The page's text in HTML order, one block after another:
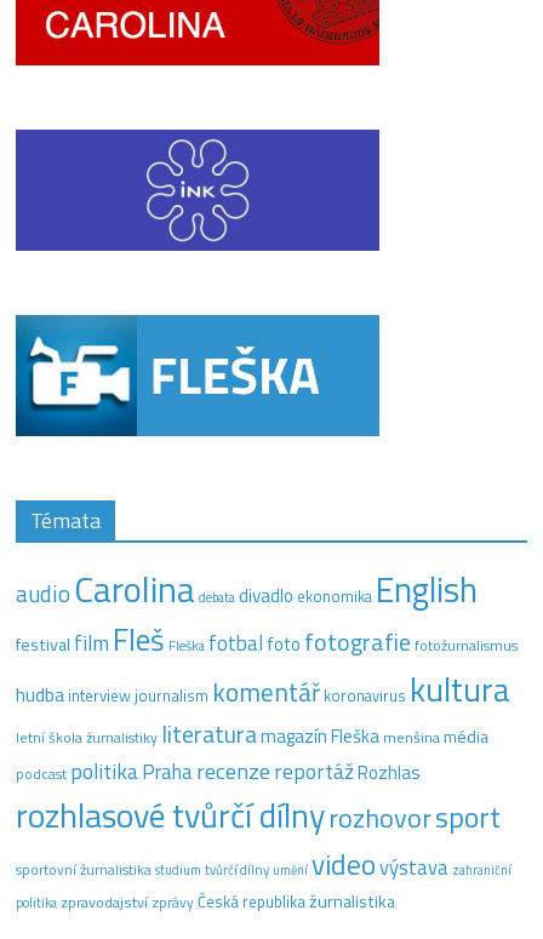
Témata
audio Carolina debata divadlo ekonomika English
festival film Fleš Fleška fotbal foto fotografie fotožurnalismus
hudba interview journalism komentář koronavirus kultura
letní škola žurnalistiky literaturamagazín Fleška menšinamédia
podcast politikaPraharecenzereportážRozhlas
rozhlasové tvůrčí dílnyrozhovorsport
sportovní žurnalistika studium tvůrčí dílny uměnívideovýstava zahraniční
politika zpravodajstvízprávyČeská republikažurnalistika